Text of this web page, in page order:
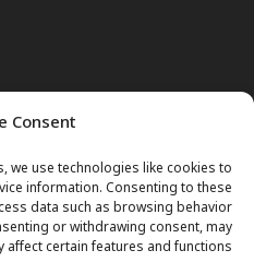
Consent
we use technologies like cookies to
information. Consenting to these
data such as browsing behavior
or withdrawing consent, may
affect certain features and functions.